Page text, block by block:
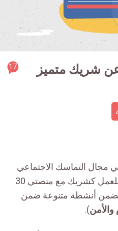
17
عن شريك متميز
مجال التماسك الاجتماعي
في مدينة تعز فرصة للتقديم للعمل كشريك مع منصتي 30
أنشطة متنوعة ضمن
والأمن).